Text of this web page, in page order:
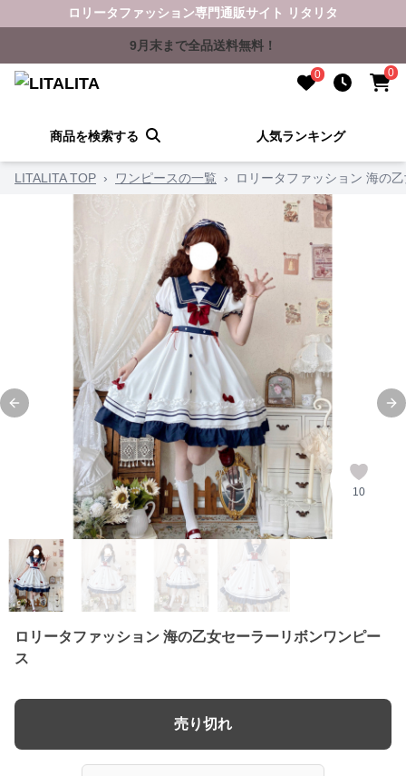
ロリータファッション専門通販サイト リタリタ
9月末まで全品送料無料！
0 0
商品を検索する 人気ランキング
LITALITA TOP › ワンピースの一覧 › ロリータファッション 海の
Previous slide
10
ロリータファッション 海の乙女セーラーリボンワンピー
ス
売り切れ